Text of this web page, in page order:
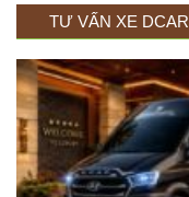
TƯ VẤN XE DCAR